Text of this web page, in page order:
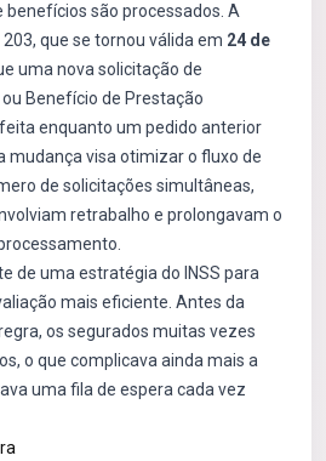
benefícios são processados. A
que se tornou válida em 24 de
uma nova solicitação de
Benefício de Prestação
enquanto um pedido anterior
mudança visa otimizar o fluxo de
de solicitações simultâneas,
retrabalho e prolongavam o
de uma estratégia do INSS para
mais eficiente. Antes da
os segurados muitas vezes
o que complicava ainda mais a
uma fila de espera cada vez